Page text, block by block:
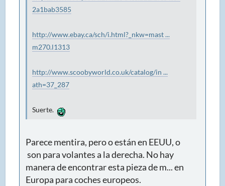
2a1bab3585
http://www.ebay.ca/sch/i.html?_nkw=mast ...
m270.l1313
http://www.scoobyworld.co.uk/catalog/in ...
ath=37_287
Suerte.
Parece mentira, pero o están en EEUU, o
son para volantes a la derecha. No hay
manera de encontrar esta pieza de m... en
Europa para coches europeos.